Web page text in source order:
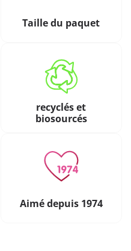
Taille du paquet
recyclés et
biosourcés
Aimé depuis 1974